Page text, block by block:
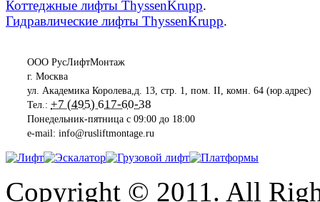
Коттеджные лифты ThyssenKrupp.
Гидравлические лифты ThyssenKrupp.
ООО РусЛифтМонтаж
г. Москва
ул. Академика Королева,д. 13, стр. 1, пом. II, комн. 64 (юр.адрес)
Тел.: +7 (495) 617-60-38
Понедельник-пятница с 09:00 до 18:00
e-mail: info@rusliftmontage.ru
Copyright © 2011. All